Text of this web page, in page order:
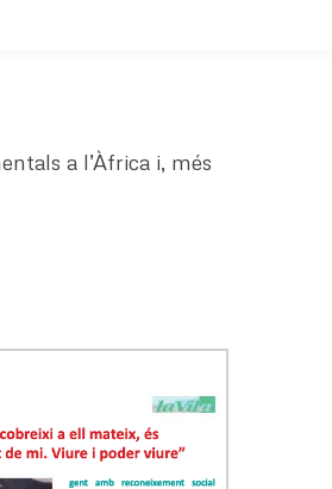
a l’Àfrica i, més